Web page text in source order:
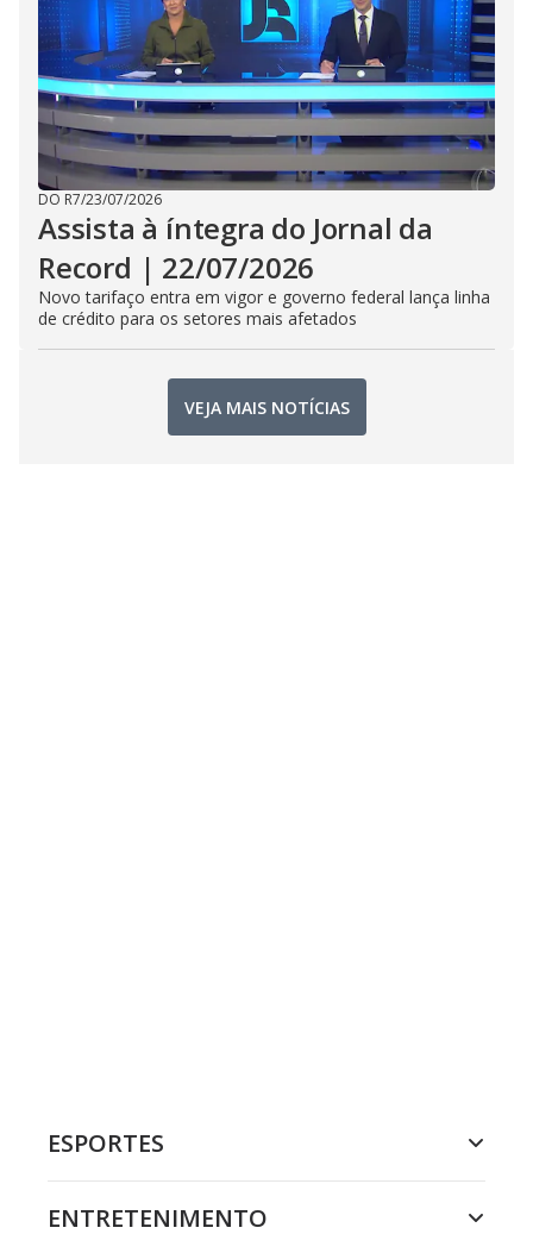
DO R7/23/07/2026
Assista à íntegra do Jornal da
Record | 22/07/2026
Novo tarifaço entra em vigor e governo federal lança linha
de crédito para os setores mais afetados
VEJA MAIS NOTÍCIAS
ESPORTES
ENTRETENIMENTO